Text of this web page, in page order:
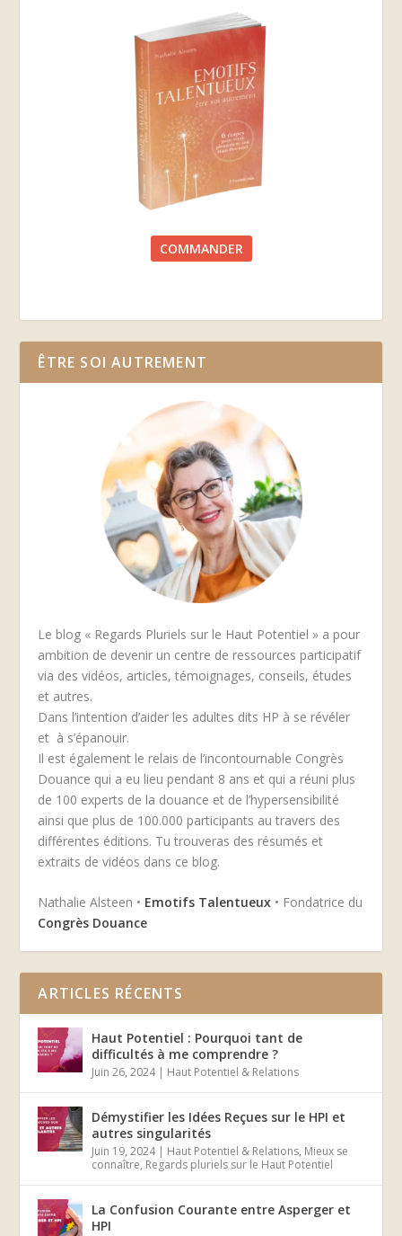
COMMANDER
ÊTRE SOI AUTREMENT
Le blog « Regards Pluriels sur le Haut Potentiel » a pour
ambition de devenir un centre de ressources participatif
via des vidéos, articles, témoignages, conseils, études
et autres.
Dans l’intention d’aider les adultes dits HP à se révéler
et à s’épanouir.
Il est également le relais de l’incontournable Congrès
Douance qui a eu lieu pendant 8 ans et qui a réuni plus
de 100 experts de la douance et de l’hypersensibilité
ainsi que plus de 100.000 participants au travers des
différentes éditions. Tu trouveras des résumés et
extraits de vidéos dans ce blog.
Nathalie Alsteen • Emotifs Talentueux • Fondatrice du
Congrès Douance
ARTICLES RÉCENTS
Haut Potentiel : Pourquoi tant de
difficultés à me comprendre ?
Juin 26, 2024| Haut Potentiel & Relations
Démystifier les Idées Reçues sur le HPI et
autres singularités
Juin 19, 2024| Haut Potentiel & Relations, Mieux se
connaître, Regards pluriels sur le Haut Potentiel
La Confusion Courante entre Asperger et
HPI